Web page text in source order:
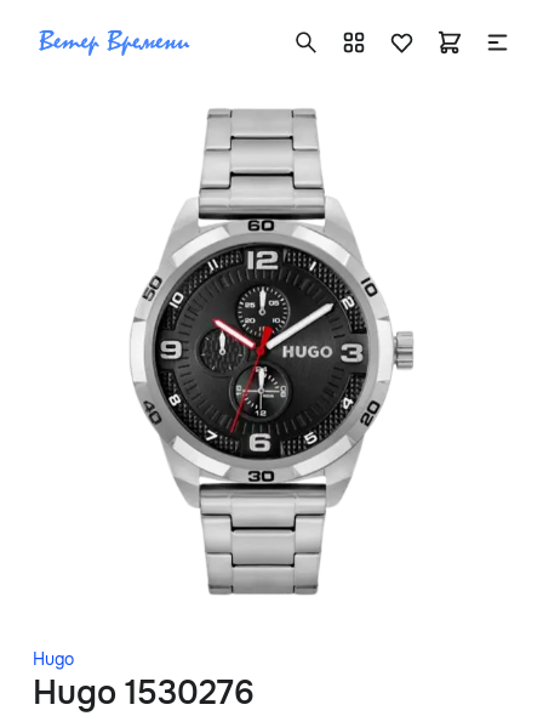
Hugo
Hugo 1530276
+7 ( 705 ) 181-42-50
info@vetervremeni.kz
Авторизация
Каталог
Мужские часы
Женские часы
Скидки